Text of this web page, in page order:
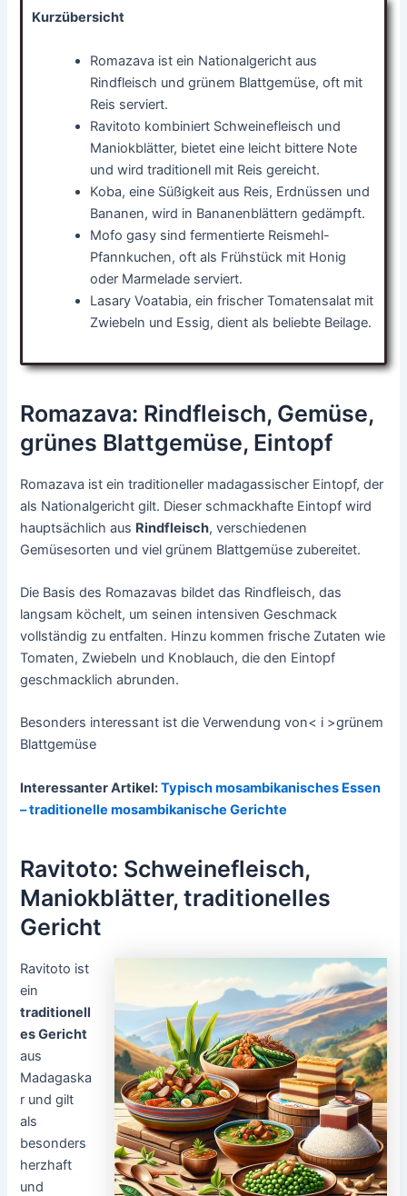
Kurzübersicht
Romazava ist ein Nationalgericht aus
Rindfleisch und grünem Blattgemüse, oft mit
Reis serviert.
Ravitoto kombiniert Schweinefleisch und
Maniokblätter, bietet eine leicht bittere Note
und wird traditionell mit Reis gereicht.
Koba, eine Süßigkeit aus Reis, Erdnüssen und
Bananen, wird in Bananenblättern gedämpft.
Mofo gasy sind fermentierte Reismehl-
Pfannkuchen, oft als Frühstück mit Honig
oder Marmelade serviert.
Lasary Voatabia, ein frischer Tomatensalat mit
Zwiebeln und Essig, dient als beliebte Beilage.
Romazava: Rindfleisch, Gemüse,
grünes Blattgemüse, Eintopf
Romazava ist ein traditioneller madagassischer Eintopf, der
als Nationalgericht gilt. Dieser schmackhafte Eintopf wird
hauptsächlich aus Rindfleisch, verschiedenen
Gemüsesorten und viel grünem Blattgemüse zubereitet.
Die Basis des Romazavas bildet das Rindfleisch, das
langsam köchelt, um seinen intensiven Geschmack
vollständig zu entfalten. Hinzu kommen frische Zutaten wie
Tomaten, Zwiebeln und Knoblauch, die den Eintopf
geschmacklich abrunden.
Besonders interessant ist die Verwendung von< i >grünem
Blattgemüse
Interessanter Artikel:Typisch mosambikanisches Essen
– traditionelle mosambikanische Gerichte
Ravitoto: Schweinefleisch,
Maniokblätter, traditionelles
Gericht
Ravitoto ist
ein
traditionell
es Gericht
aus
Madagaska
r und gilt
als
besonders
herzhaft
und